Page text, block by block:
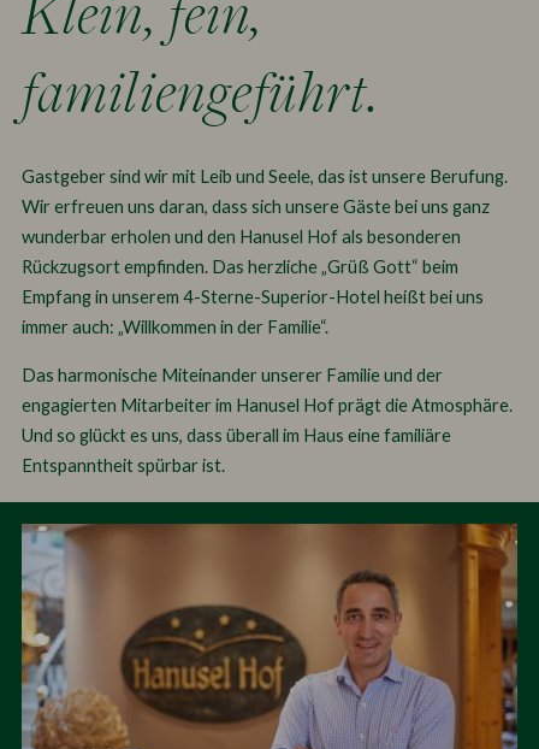
familiengeführt.
Gastgeber sind wir mit Leib und Seele, das ist unsere Berufung.
Wir erfreuen uns daran, dass sich unsere Gäste bei uns ganz
wunderbar erholen und den Hanusel Hof als besonderen
Rückzugsort empfinden. Das herzliche „Grüß Gott“ beim
Empfang in unserem 4-Sterne-Superior-Hotel heißt bei uns
immer auch: „Willkommen in der Familie“.
Das harmonische Miteinander unserer Familie und der
engagierten Mitarbeiter im Hanusel Hof prägt die Atmosphäre.
Und so glückt es uns, dass überall im Haus eine familiäre
Entspanntheit spürbar ist.